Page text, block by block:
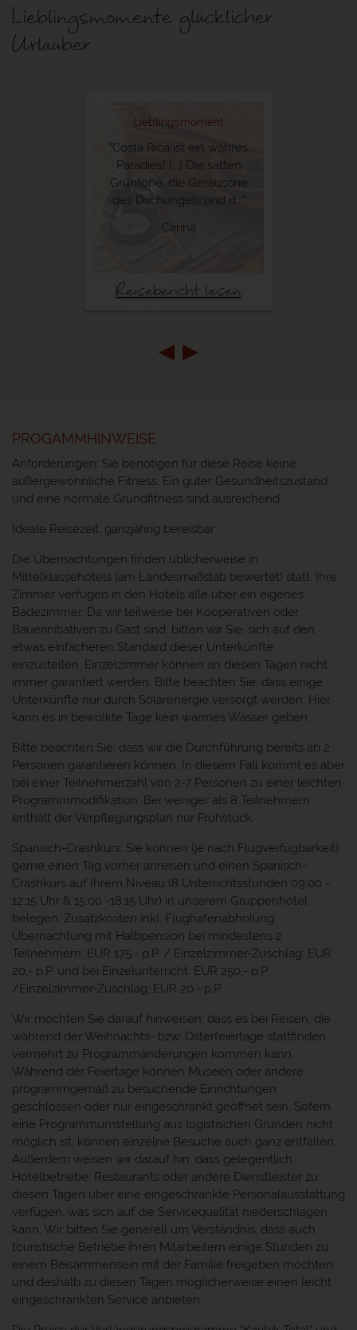
Lieblingsmomente glücklicher
Urlauber
Lieblingsmoment
"Costa Rica ist ein wahres
Paradies! [...] Die satten
Grüntöne, die Geräusche
des Dschungels und d..."
Carina
Reisebericht lesen
PROGAMMHINWEISE
Anforderungen: Sie benötigen für diese Reise keine
außergewöhnliche Fitness. Ein guter Gesundheitszustand
und eine normale Grundfitness sind ausreichend.
Ideale Reisezeit: ganzjährig bereisbar
Die Übernachtungen finden üblicherweise in
Mittelklassehotels (am Landesmaßstab bewertet) statt. Ihre
Zimmer verfügen in den Hotels alle über ein eigenes
Badezimmer. Da wir teilweise bei Kooperativen oder
Bauerinitiativen zu Gast sind, bitten wir Sie, sich auf den
etwas einfacheren Standard dieser Unterkünfte
einzustellen. Einzelzimmer können an diesen Tagen nicht
immer garantiert werden. Bitte beachten Sie, dass einige
Unterkünfte nur durch Solarenergie versorgt werden. Hier
kann es in bewölkte Tage kein warmes Wasser geben.
Bitte beachten Sie, dass wir die Durchführung bereits ab 2
Personen garantieren können. In diesem Fall kommt es aber
bei einer Teilnehmerzahl von 2-7 Personen zu einer leichten
Programmmodifikation. Bei weniger als 8 Teilnehmern
enthält der Verpflegungsplan nur Frühstück.
Spanisch-Crashkurs: Sie können (je nach Flugverfügbarkeit)
gerne einen Tag vorher anreisen und einen Spanisch-
Crashkurs auf Ihrem Niveau (8 Unterrichtsstunden 09:00 -
12:15 Uhr & 15:00 -18:15 Uhr) in unserem Gruppenhotel
belegen. Zusatzkosten inkl. Flughafenabholung,
Übernachtung mit Halbpension bei mindestens 2
Teilnehmern: EUR 175,- p.P. / Einzelzimmer-Zuschlag: EUR
20,- p.P. und bei Einzelunterricht: EUR 250,- p.P.
/Einzelzimmer-Zuschlag: EUR 20,- p.P.
Wir möchten Sie darauf hinweisen, dass es bei Reisen, die
während der Weihnachts- bzw. Osterfeiertage stattfinden,
vermehrt zu Programmänderungen kommen kann.
Während der Feiertage können Museen oder andere
programmgemäß zu besuchende Einrichtungen
geschlossen oder nur eingeschränkt geöffnet sein. Sofern
eine Programmumstellung aus logistischen Gründen nicht
möglich ist, können einzelne Besuche auch ganz entfallen.
Außerdem weisen wir darauf hin, dass gelegentlich
Hotelbetriebe, Restaurants oder andere Dienstleister zu
diesen Tagen über eine eingeschränkte Personalausstattung
verfügen, was sich auf die Servicequalität niederschlagen
kann. Wir bitten Sie generell um Verständnis, dass auch
touristische Betriebe ihren Mitarbeitern einige Stunden zu
einem Beisammensein mit der Familie freigeben möchten
und deshalb zu diesen Tagen möglicherweise einen leicht
eingeschränkten Service anbieten.